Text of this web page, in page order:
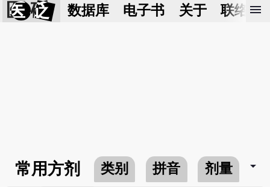
医 砭 数据库 电子书 关于 联络我
menu
常用方剂 类别 拼音 剂量 arrow_drop_down